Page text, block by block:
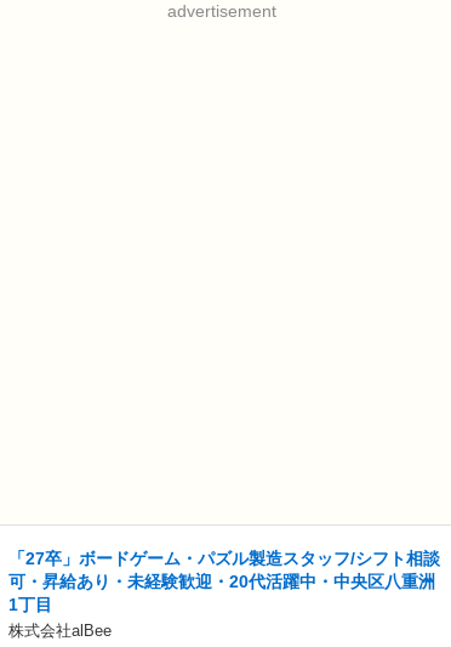
advertisement
「27卒」ボードゲーム・パズル製造スタッフ/シフト相談
可・昇給あり・未経験歓迎・20代活躍中・中央区八重洲
1丁目
株式会社alBee